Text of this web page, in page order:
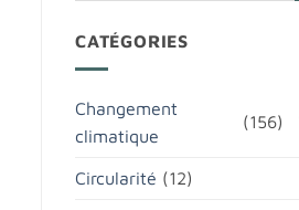
CATÉGORIES
Changement
climatique
(156)
Circularité (12)